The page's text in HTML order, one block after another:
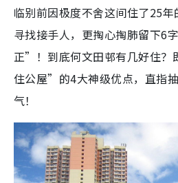
临别前因极度不舍这间住了25
寻找接手人，更掏心掏肺留下6
正”！到底何文田邨有几好住
住公屋”的4大神级优点，直指
气！